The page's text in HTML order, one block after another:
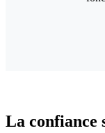
La confiance